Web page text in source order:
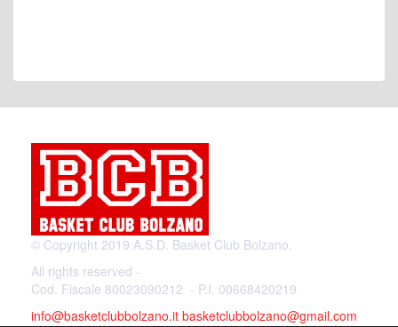
© Copyright 2019 A.S.D. Basket Club Bolzano.
All rights reserved -
Cod. Fiscale 80023090212 - P.I. 00668420219
info@basketclubbolzano.it basketclubbolzano@gmail.com